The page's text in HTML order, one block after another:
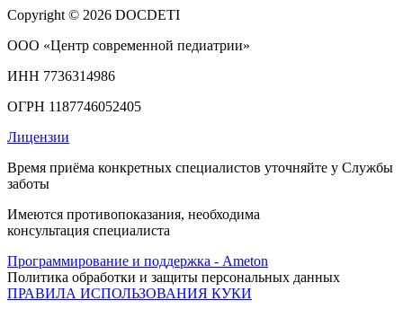
Copyright © 2026 DOCDETI
ООО «Центр современной педиатрии»
ИНН 7736314986
ОГРН 1187746052405
Лицензии
Время приёма конкретных специалистов уточняйте у Службы
заботы
Имеются противопоказания, необходима
консультация специалиста
Программирование и поддержка - Ameton
Политика обработки и защиты персональных данных
ПРАВИЛА ИСПОЛЬЗОВАНИЯ КУКИ